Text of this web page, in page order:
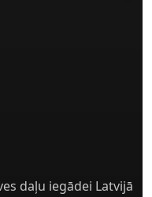
daļu iegādei Latvijā